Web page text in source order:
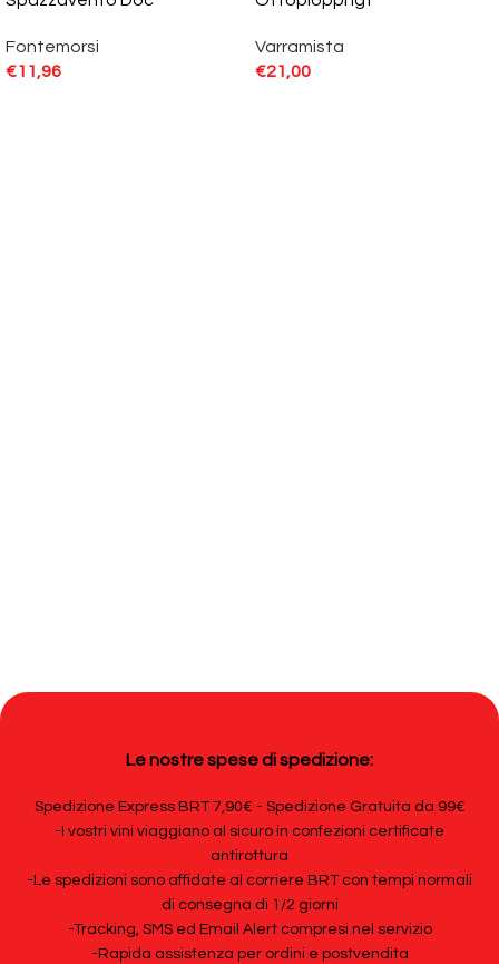
Fontemorsi
€11,96
Varramista
€21,00
Le nostre spese di spedizione:
Spedizione Express BRT 7,90€ - Spedizione Gratuita da 99€
-I vostri vini viaggiano al sicuro in confezioni certificate
antirottura
-Le spedizioni sono affidate al corriere BRT con tempi normali
di consegna di 1/2 giorni
-Tracking, SMS ed Email Alert compresi nel servizio
-Rapida assistenza per ordini e postvendita